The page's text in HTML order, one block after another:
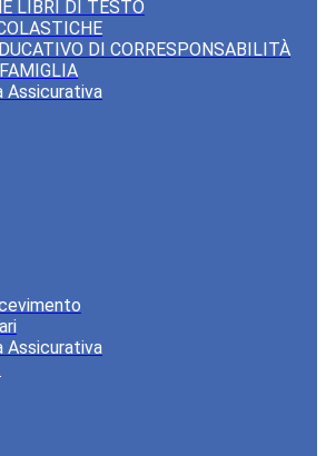
LIBRI DI TESTO
DI CORRESPONSABILITÀ
Assicurativa
Assicurativa